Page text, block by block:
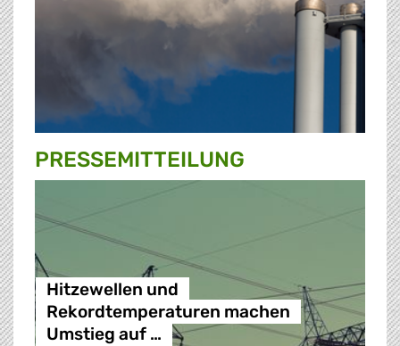
PRESSE­MITTEILUNG
Hitzewellen und
Rekordtemperaturen machen
Umstieg auf …